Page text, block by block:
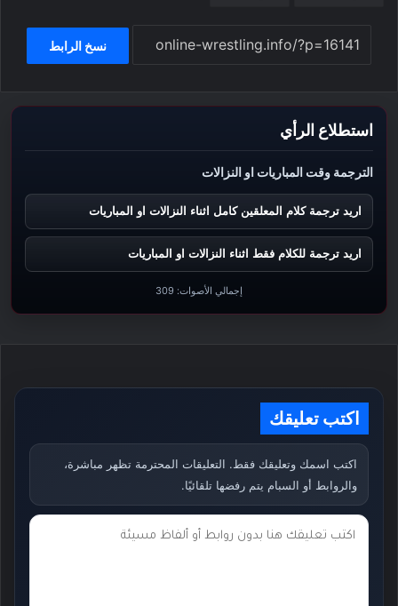
نسخ الرابط
استطلاع الرأي
الترجمة وقت المباريات او النزالات
اريد ترجمة كلام المعلقين كامل اثناء النزالات او المباريات
اريد ترجمة للكلام فقط اثناء النزالات او المباريات
إجمالي الأصوات: 309
اكتب تعليقك
اكتب اسمك وتعليقك فقط. التعليقات المحترمة تظهر مباشرة،
والروابط أو السبام يتم رفضها تلقائيًا.
ت